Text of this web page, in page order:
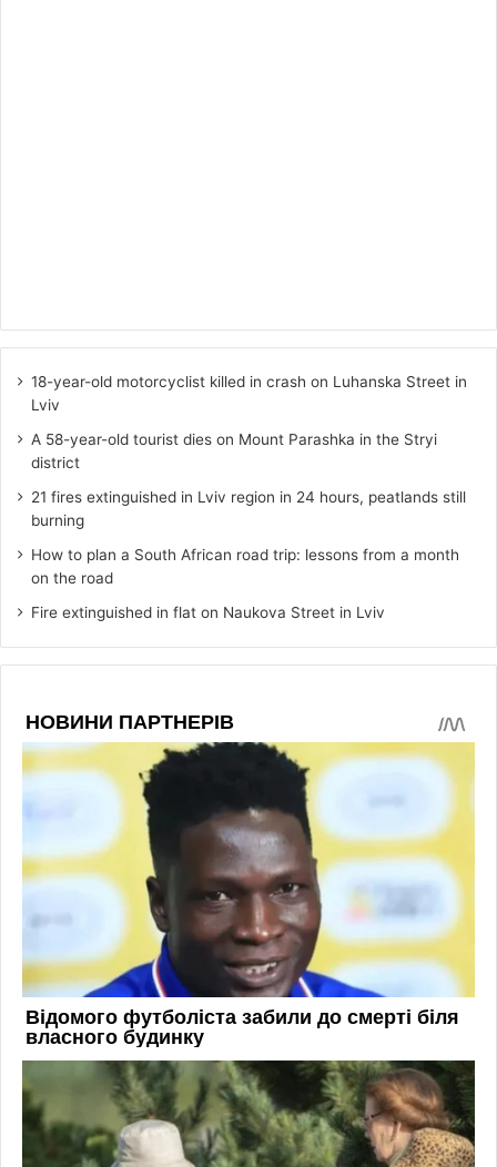
18-year-old motorcyclist killed in crash on Luhanska Street in
Lviv
A 58-year-old tourist dies on Mount Parashka in the Stryi
district
21 fires extinguished in Lviv region in 24 hours, peatlands still
burning
How to plan a South African road trip: lessons from a month
on the road
Fire extinguished in flat on Naukova Street in Lviv